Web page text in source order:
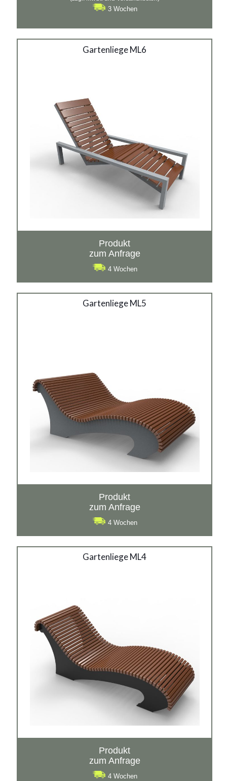
bis
3 Wochen
Gartenliege ML6
Gartenliege ML6
Produkt
zum Anfrage
4 Wochen
Gartenliege ML5
Gartenliege ML5
Produkt
zum Anfrage
4 Wochen
Gartenliege ML4
Gartenliege ML4
Produkt
zum Anfrage
4 Wochen